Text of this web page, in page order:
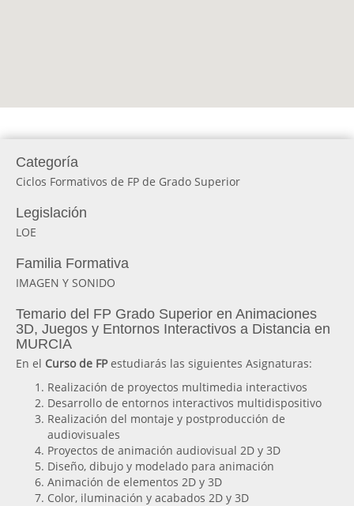
Categoría
Ciclos Formativos de FP de Grado Superior
Legislación
LOE
Familia Formativa
IMAGEN Y SONIDO
Temario del FP Grado Superior en Animaciones
3D, Juegos y Entornos Interactivos a Distancia en
MURCIA
En el Curso de FPestudiarás las siguientes Asignaturas:
Realización de proyectos multimedia interactivos
Desarrollo de entornos interactivos multidispositivo
Realización del montaje y postproducción de
audiovisuales
Proyectos de animación audiovisual 2D y 3D
Diseño, dibujo y modelado para animación
Animación de elementos 2D y 3D
Color, iluminación y acabados 2D y 3D